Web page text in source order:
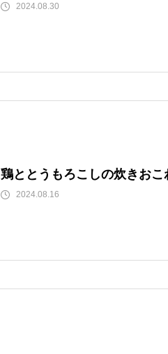
2024.08.30
鶏ととうもろこしの炊きおこ
2024.08.16